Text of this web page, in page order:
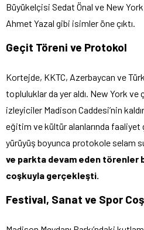
Büyükelçisi Sedat Önal ve New
Ahmet Yazal gibi isimler öne çıktı.
Geçit Töreni ve Protokol
Kortejde, KKTC, Azerbaycan ve
topluluklar da yer aldı. New York ve
izleyiciler Madison Caddesi’nin
eğitim ve kültür alanlarında
yürüyüş boyunca protokole selam
ve parkta devam eden törenler
coşkuyla gerçekleşti.
Festival, Sanat ve Spor